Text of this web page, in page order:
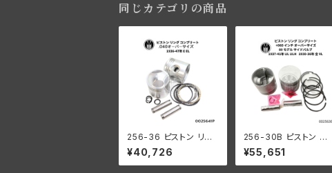
同じカテゴリの商品
256-36 ピストン リン
グ コンプリート .040オ
ーバーサイズ 1936-4
7年 E/EL
¥40,726
256-30B ピストン リ
ング コンプリート 80"
SV +080" OS 1937-
41年 UH/ULH 全VL 1
¥55,651